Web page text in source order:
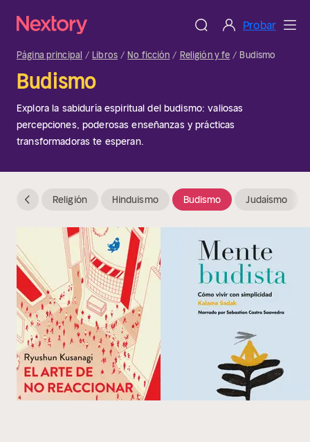
Probar
Página principal Libros No ficción Religión y fe Budismo
Budismo
Explora la sabiduría espiritual del budismo: valiosas
percepciones, poderosas enseñanzas y prácticas
transformadoras te esperan.
Religión Hinduismo Budismo Judaísmo